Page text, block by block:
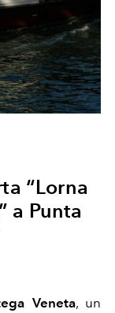
“Lorna
a Punta
Veneta, un